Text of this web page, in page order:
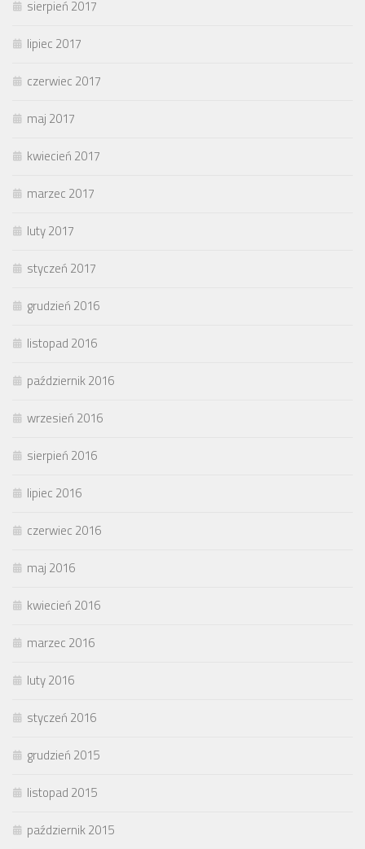
sierpień 2017
lipiec 2017
czerwiec 2017
maj 2017
kwiecień 2017
marzec 2017
luty 2017
styczeń 2017
grudzień 2016
listopad 2016
październik 2016
wrzesień 2016
sierpień 2016
lipiec 2016
czerwiec 2016
maj 2016
kwiecień 2016
marzec 2016
luty 2016
styczeń 2016
grudzień 2015
listopad 2015
październik 2015